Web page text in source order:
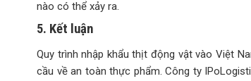
nào có thể xảy ra.
5. Kết luận
Quy trình nhập khẩu thịt động vật vào Việt
cầu về an toàn thực phẩm. Công ty